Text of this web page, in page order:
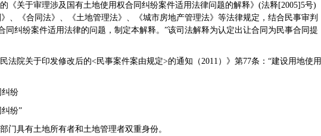
《关于审理涉及国有土地使用权合同纠纷案件适用法律问题的解释》(法释[2005]5号)
、《合同法》、《土地管理法》、《城市房地产管理法》等法律规定，结合民事审判
同纠纷案件适用法律的问题，制定本解释。”该司法解释为认定出让合同为民事合同提
民法院关于印发修改后的<民事案件案由规定>的通知（2011）》第77条：“建设用地使用
纠纷
纷”
门具有土地所有者和土地管理者双重身份。